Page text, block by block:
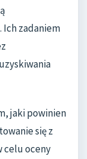
zadaniem
jaki powinien
się z
celu oceny